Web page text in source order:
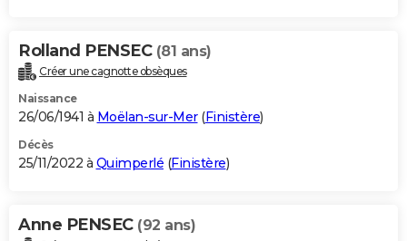
Rolland PENSEC (81 ans)
Créer une cagnotte obsèques
Naissance
26/06/1941 à Moëlan-sur-Mer(Finistère)
Décès
25/11/2022 à Quimperlé (Finistère)
Anne PENSEC (92 ans)